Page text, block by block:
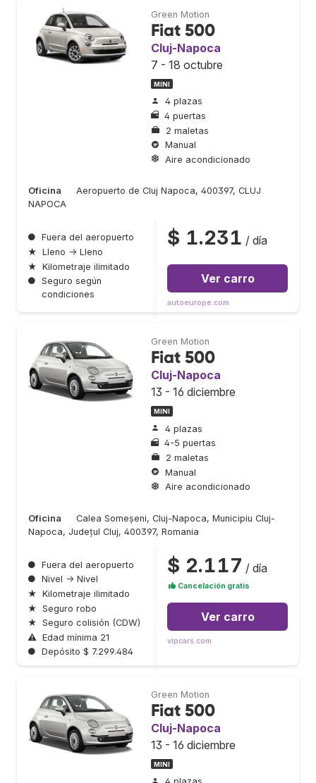
Green Motion
Fiat 500
Cluj-Napoca
7 - 18 octubre
MINI
4 plazas
4 puertas
2 maletas
Manual
Aire acondicionado
Oficina
Aeropuerto de Cluj Napoca, 400397, CLUJ
NAPOCA
● Fuera del aeropuerto
★ Lleno → Lleno
★ Kilometraje ilimitado
● Seguro según
condiciones
$ 1.231 / día
Ver carro
autoeurope.com
Green Motion
Fiat 500
Cluj-Napoca
13 - 16 diciembre
MINI
4 plazas
4-5 puertas
2 maletas
Manual
Aire acondicionado
Oficina
Calea Someșeni, Cluj-Napoca, Municipiu Cluj-
Napoca, Județul Cluj, 400397, Romania
● Fuera del aeropuerto
● Nivel → Nivel
★ Kilometraje ilimitado
★ Seguro robo
★ Seguro colisión (CDW)
⚠ Edad mínima 21
● Depósito $ 7.299.484
$ 2.117 / día
Cancelación gratis
Ver carro
vipcars.com
Green Motion
Fiat 500
Cluj-Napoca
13 - 16 diciembre
MINI